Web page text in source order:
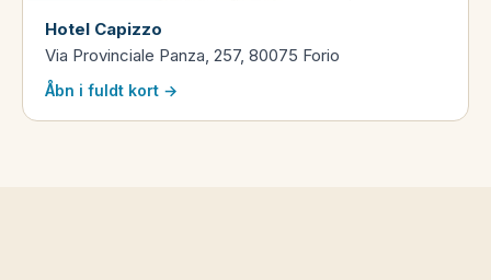
Hotel Capizzo
Via Provinciale Panza, 257, 80075 Forio
Åbn i fuldt kort →